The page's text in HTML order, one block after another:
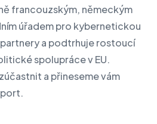
francouzským, německým
úřadem pro kybernetickou
a podtrhuje rostoucí
spolupráce v EU.
a přineseme vám